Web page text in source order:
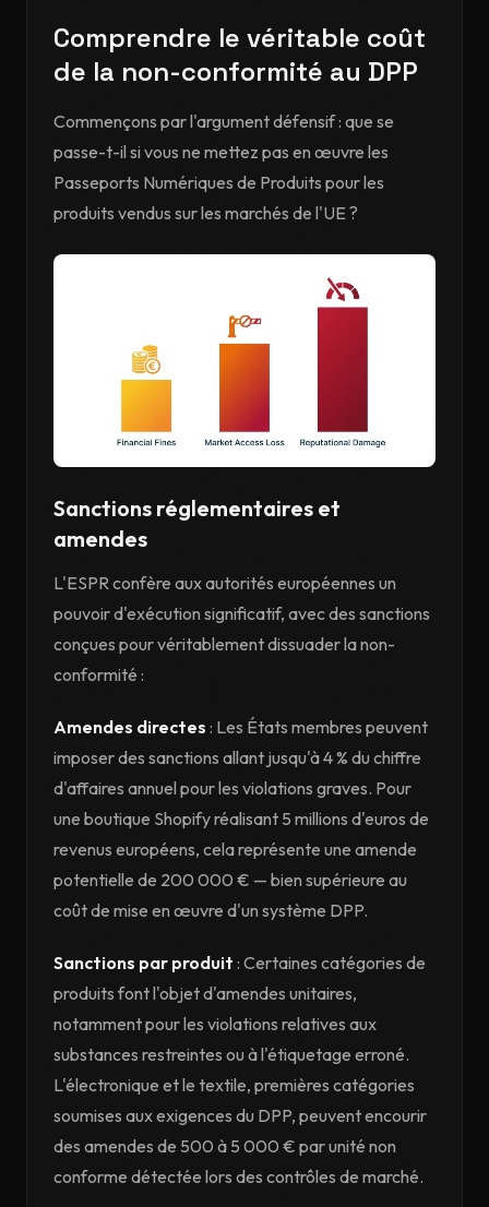
Comprendre le véritable coût
de la non-conformité au DPP
Commençons par l'argument défensif : que se
passe-t-il si vous ne mettez pas en œuvre les
Passeports Numériques de Produits pour les
produits vendus sur les marchés de l'UE ?
Sanctions réglementaires et
amendes
L'ESPR confère aux autorités européennes un
pouvoir d'exécution significatif, avec des sanctions
conçues pour véritablement dissuader la non-
conformité :
Amendes directes : Les États membres peuvent
imposer des sanctions allant jusqu'à 4 % du chiffre
d'affaires annuel pour les violations graves. Pour
une boutique Shopify réalisant 5 millions d'euros de
revenus européens, cela représente une amende
potentielle de 200 000 € — bien supérieure au
coût de mise en œuvre d'un système DPP.
Sanctions par produit : Certaines catégories de
produits font l'objet d'amendes unitaires,
notamment pour les violations relatives aux
substances restreintes ou à l'étiquetage erroné.
L'électronique et le textile, premières catégories
soumises aux exigences du DPP, peuvent encourir
des amendes de 500 à 5 000 € par unité non
conforme détectée lors des contrôles de marché.